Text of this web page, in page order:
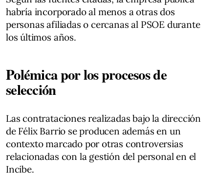
habría incorporado al menos a otras dos
personas afiliadas o cercanas al PSOE durante
los últimos años.
Polémica por los procesos de
selección
Las contrataciones realizadas bajo la dirección
de Félix Barrio se producen además en un
contexto marcado por otras controversias
relacionadas con la gestión del personal en el
Incibe.